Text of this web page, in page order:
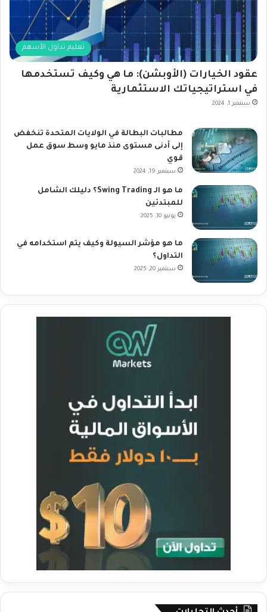
تعليم تداول الأسهم
عقود الخيارات (الأوبشن): ما هي وكيف تستخدمها
في استراتيجياتك الاستثمارية
سبتمبر 1, 2024
مطالبات البطالة في الولايات المتحدة تنخفض
إلى أدنى مستوى منذ مايو وسط سوق عمل
قوي
سبتمبر 19, 2024
ما هو الـ Swing Trading؟ دليلك الشامل
للمبتدئين
يونيو 10, 2025
ما هو مؤشر السيولة وكيف يتم استخدامه في
التداول؟
سبتمبر 20, 2025